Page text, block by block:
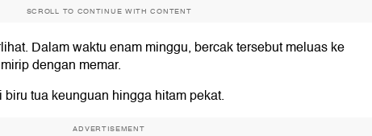
SCROLL TO CONTINUE WITH CONTENT
Dalam waktu enam minggu, bercak tersebut meluas ke
dengan memar.
tua keunguan hingga hitam pekat.
ADVERTISEMENT